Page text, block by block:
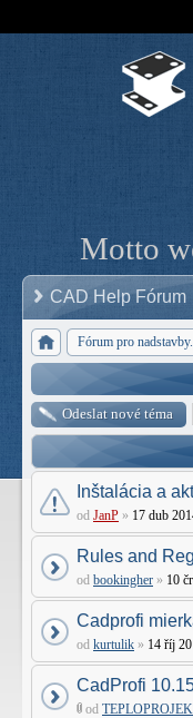
Motto
CAD Help Fórum
Fórum pro
Odeslat nové téma
Inštalácia a
od JanP » 17 dub
Rules and
od bookingher » 10
Cadprofi
od kurtulik » 14 říj
CadProfi
od